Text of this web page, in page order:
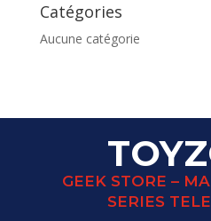
Catégories
Aucune catégorie
GEEK STORE –
SERIES